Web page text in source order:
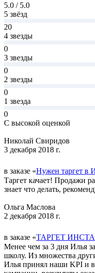
5.0 / 5.0
5 звёзд
20
4 звезды
0
3 звезды
0
2 звезды
0
1 звезда
0
С высокой оценкой
Николай Свиридов
3 декабря 2018 г.
в заказе «Нужен таргет в
Таргет качает! Продажи
знает что делать,
Ольга Маслова
2 декабря 2018 г.
в заказе «ТАРГЕТ ИНСТА/
Менее чем за 3 дня Илья
школу. Из множества
Илья принял наши KPI и